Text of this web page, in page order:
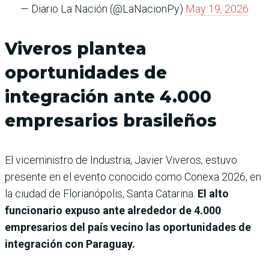
— Diario La Nación (@LaNacionPy) May 19, 2026
Viveros plantea
oportunidades de
integración ante 4.000
empresarios brasileños
El viceministro de Industria, Javier Viveros, estuvo
presente en el evento conocido como Conexa 2026, en
la ciudad de Florianópolis, Santa Catarina. El alto
funcionario expuso ante alrededor de 4.000
empresarios del país vecino las oportunidades de
integración con Paraguay.